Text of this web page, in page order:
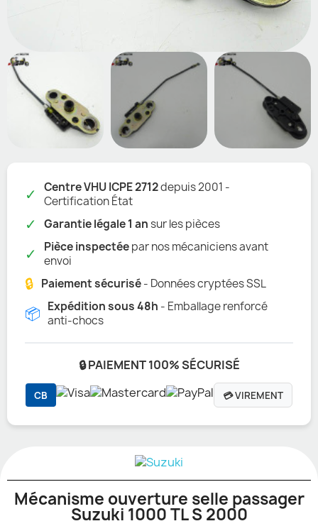
✓ Centre VHU ICPE 2712depuis 2001 -
Certification État
✓ Garantie légale 1 ansur les pièces
✓ Pièce inspectéepar nos mécaniciens avant
envoi
🔒 Paiement sécurisé- Données cryptées SSL
📦 Expédition sous 48h - Emballage renforcé
anti-chocs
🔒 PAIEMENT 100% SÉCURISÉ
CB 💳 VIREMENT
Mécanisme ouverture selle passager
Suzuki 1000 TL S 2000